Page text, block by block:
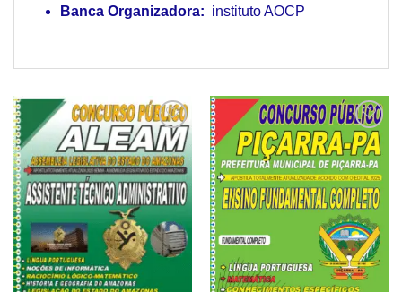
Banca Organizadora: instituto AOCP
Add to
wishlist
Add to
wishlist